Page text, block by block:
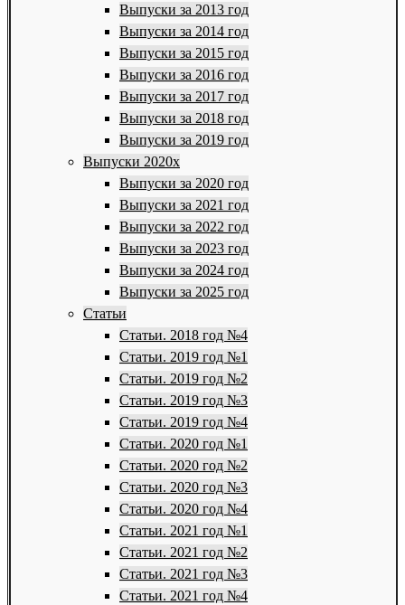
Выпуски за 2013 год
Выпуски за 2014 год
Выпуски за 2015 год
Выпуски за 2016 год
Выпуски за 2017 год
Выпуски за 2018 год
Выпуски за 2019 год
Выпуски 2020х
Выпуски за 2020 год
Выпуски за 2021 год
Выпуски за 2022 год
Выпуски за 2023 год
Выпуски за 2024 год
Выпуски за 2025 год
Статьи
Статьи. 2018 год №4
Статьи. 2019 год №1
Статьи. 2019 год №2
Статьи. 2019 год №3
Статьи. 2019 год №4
Статьи. 2020 год №1
Статьи. 2020 год №2
Статьи. 2020 год №3
Статьи. 2020 год №4
Статьи. 2021 год №1
Статьи. 2021 год №2
Статьи. 2021 год №3
Статьи. 2021 год №4